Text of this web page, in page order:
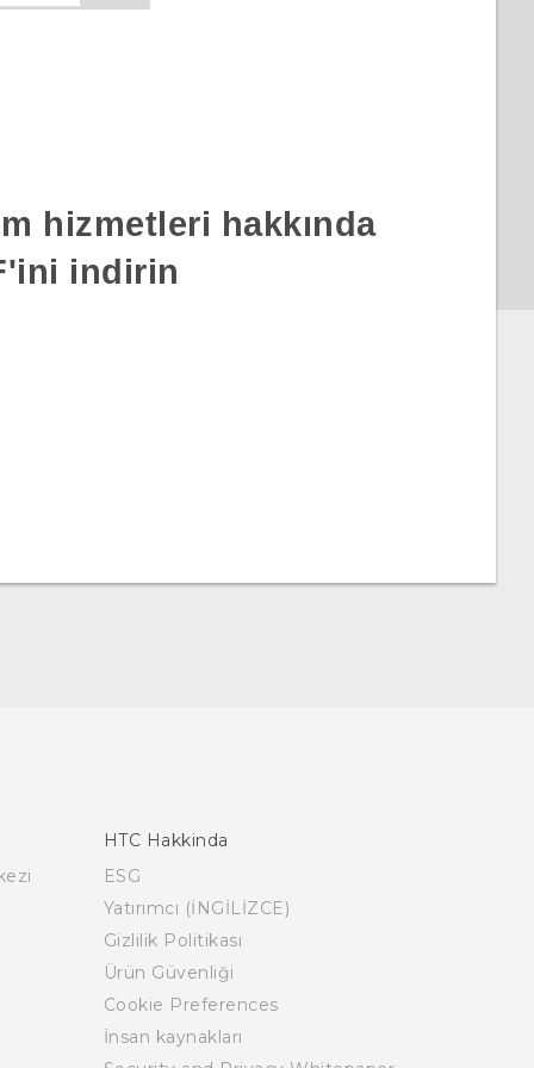
hizmetleri hakkında
indirin
HTC Hakkinda
ESG
Yatırımcı (İNGİLİZCE)
Gizlilik Politikası
Ürün Güvenliği
Cookie Preferences
İnsan kaynakları